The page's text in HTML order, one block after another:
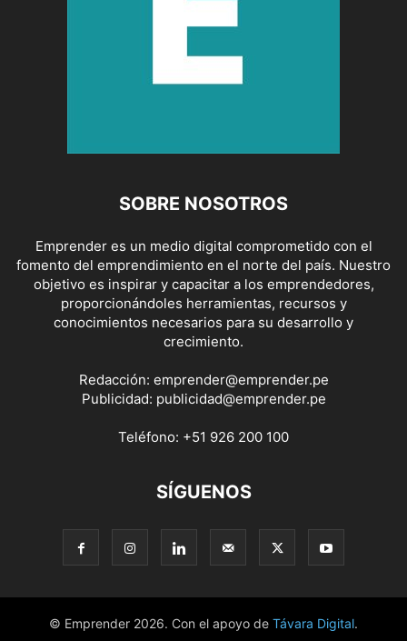
SOBRE NOSOTROS
Emprender es un medio digital comprometido con el
fomento del emprendimiento en el norte del país. Nuestro
objetivo es inspirar y capacitar a los emprendedores,
proporcionándoles herramientas, recursos y
conocimientos necesarios para su desarrollo y
crecimiento.
Redacción: emprender@emprender.pe
Publicidad: publicidad@emprender.pe
Teléfono: +51 926 200 100
SÍGUENOS
© Emprender 2026. Con el apoyo de Távara Digital.